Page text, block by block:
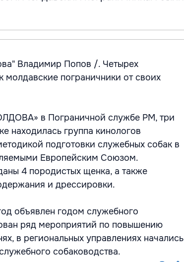
Владимир Попов /. Четырех
пограничники от своих
в Пограничной службе РМ, три
находилась группа кинологов
подготовки служебных собак в
Европейским Союзом.
4 породистых щенка, а также
и дрессировки.
объявлен годом служебного
ряд мероприятий по повышению
в региональных управлениях начались
собаководства.